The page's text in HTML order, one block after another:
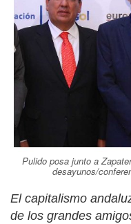
Pulido posa junto a
desayunos/
El capitalismo
de los grandes